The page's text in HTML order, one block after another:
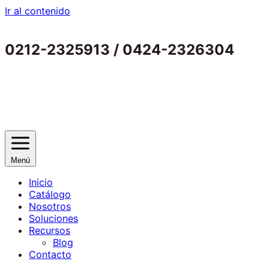
Ir al contenido
0212-2325913 / 0424-2326304
Menú
Inicio
Catálogo
Nosotros
Soluciones
Recursos
Blog
Contacto